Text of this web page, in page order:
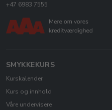
+47 6983 7555
SMYKKEKURS
Kurskalender
Kurs og innhold
Våre undervisere